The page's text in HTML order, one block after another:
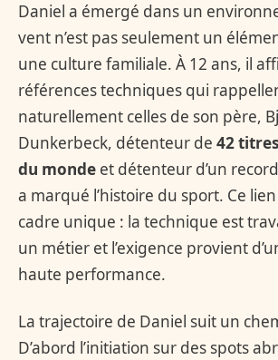
Daniel a émergé dans un
vent n’est pas seulement un
une culture familiale. À 12 ans, il
références techniques qui
naturellement celles de son père,
Dunkerbeck, détenteur de 42
du monde et détenteur d’un
a marqué l’histoire du sport. Ce
cadre unique : la technique est
un métier et l’exigence provient
haute performance.
La trajectoire de Daniel suit un
D’abord l’initiation sur des spots